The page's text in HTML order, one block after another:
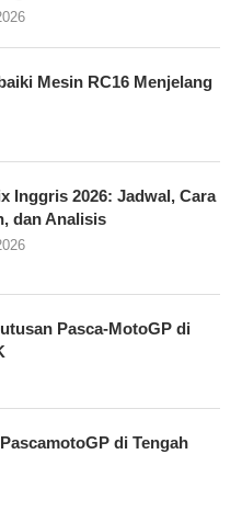
Mesin RC16 Menjelang
Inggris 2026: Jadwal, Cara
dan Analisis
Pasca-MotoGP di
di Tengah